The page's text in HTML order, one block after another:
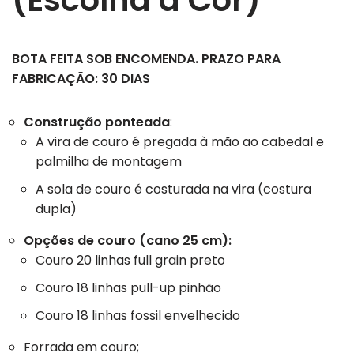
BOTA FEITA SOB ENCOMENDA. PRAZO PARA
FABRICAÇÃO: 30 DIAS
Construção ponteada:
A vira de couro é pregada à mão ao cabedal e
palmilha de montagem
A sola de couro é costurada na vira (costura
dupla)
Opções de couro (cano 25 cm):
Couro 20 linhas full grain preto
Couro 18 linhas pull-up pinhão
Couro 18 linhas fossil envelhecido
Forrada em couro;